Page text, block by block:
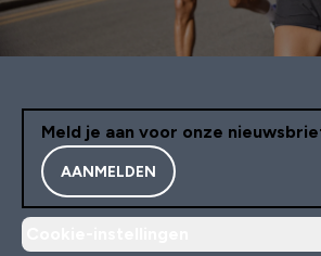
Meld je aan voor onze
AANMELDEN